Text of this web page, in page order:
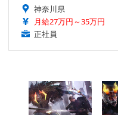
神奈川県
月給27万円～35万円
正社員